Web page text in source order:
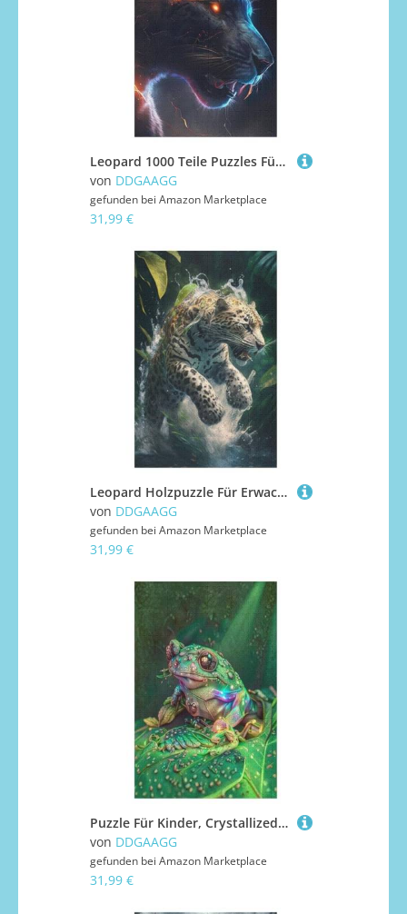
Leopard 1000 Teile Puzzles Für Erwachsene Holzpuzzle Familienpuzzlespiel Stressabbau-Puzzle Für Kinder Ab 12 Jahren （78×53cm）
von DDGAAGG
gefunden bei Amazon Marketplace
31,99 €
Leopard Holzpuzzle Für Erwachsene Teenager Stress Abbauen Familien-Puzzlespiel Poster 1000-teiliges Puzzle Kinder Lernspiel 1000 PCS
von DDGAAGG
gefunden bei Amazon Marketplace
31,99 €
Puzzle Für Kinder, Crystallized Frosch -Puzzles Für Erwachsene, 1000-teiliges Holzpuzzle Für Jugendliche, Tolles （78×53cm）
von DDGAAGG
gefunden bei Amazon Marketplace
31,99 €